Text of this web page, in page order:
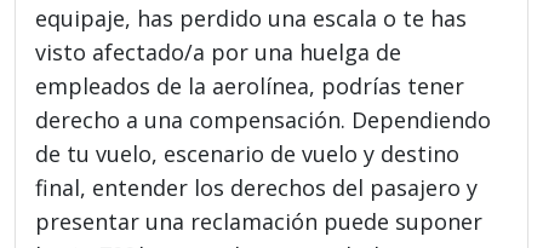
equipaje, has perdido una escala o te has
visto afectado/a por una huelga de
empleados de la aerolínea, podrías tener
derecho a una compensación. Dependiendo
de tu vuelo, escenario de vuelo y destino
final, entender los derechos del pasajero y
presentar una reclamación puede suponer